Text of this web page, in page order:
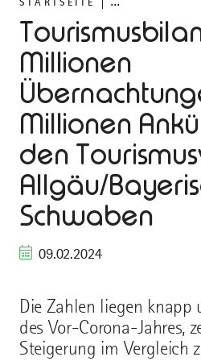
Millionen
Millionen
den
Allgäu/
Schwaben
09.02.2024
Die Zahlen liegen knapp
des Vor-Corona-Jahres,
Steigerung im Vergleich